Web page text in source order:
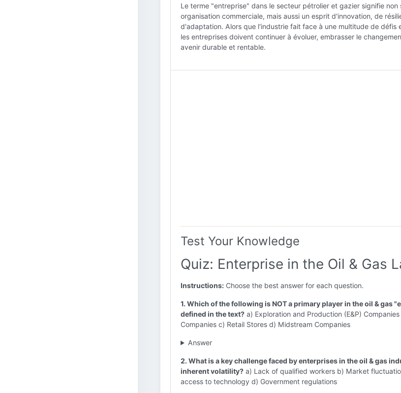
Le terme "entreprise" dans le secteur pétrolier et gazier signifie non
organisation commerciale, mais aussi un esprit d'innovation, de
d'adaptation. Alors que l'industrie fait face à une multitude de défis
les entreprises doivent continuer à évoluer, embrasser le
avenir durable et rentable.
Test Your Knowledge
Quiz: Enterprise in the Oil & Gas
Instructions: Choose the best answer for each question.
1. Which of the following is NOT a primary player in the oil & gas
defined in the text? a) Exploration and Production (E&P)
Companies c) Retail Stores d) Midstream Companies
Answer
2. What is a key challenge faced by enterprises in the oil & gas
inherent volatility? a) Lack of qualified workers b) Market
access to technology d) Government regulations